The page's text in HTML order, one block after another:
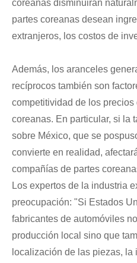
coreanas disminuirán
partes coreanas desean
extranjeros, los costos de
Además, los aranceles
recíprocos también son
competitividad de los
coreanas. En particular, si la
sobre México, que se
convierte en realidad,
compañías de partes
Los expertos de la industria
preocupación: "Si Estados
fabricantes de automóviles
producción local sino que
localización de las piezas,